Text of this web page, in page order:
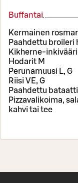
Buffantai
Kermainen
Paahdettu broileri
Kikherne-
Hodarit M
Perunamuusi L, G
Riisi VE, G
Paahdettu
Pizzavalikoima,
kahvi tai tee